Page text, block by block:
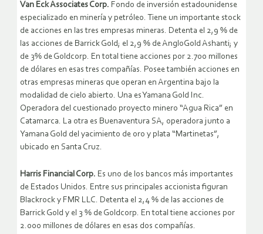
Van Eck Associates Corp. Fondo de inversión estadounidense
especializado en minería y petróleo. Tiene un importante stock
de acciones en las tres empresas mineras. Detenta el 2,9 % de
las acciones de Barrick Gold; el 2,9 % de AngloGold Ashanti; y
de 3% de Goldcorp. En total tiene acciones por 2.700 millones
de dólares en esas tres compañías. Posee también acciones en
otras empresas mineras que operan en Argentina bajo la
modalidad de cielo abierto. Una es Yamana Gold Inc.
Operadora del cuestionado proyecto minero “Agua Rica” en
Catamarca. La otra es Buenaventura SA, operadora junto a
Yamana Gold del yacimiento de oro y plata “Martinetas”,
ubicado en Santa Cruz.
Harris Financial Corp. Es uno de los bancos más importantes
de Estados Unidos. Entre sus principales accionista figuran
Blackrock y FMR LLC. Detenta el 2,4 % de las acciones de
Barrick Gold y el 3 % de Goldcorp. En total tiene acciones por
2.000 millones de dólares en esas dos compañías.